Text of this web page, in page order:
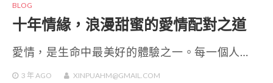
BLOG
十年情緣，浪漫甜蜜的愛情配對之道
愛情，是生命中最美好的體驗之一。每一個人…
3 年AGO XINPUAHM@GMAIL.COM